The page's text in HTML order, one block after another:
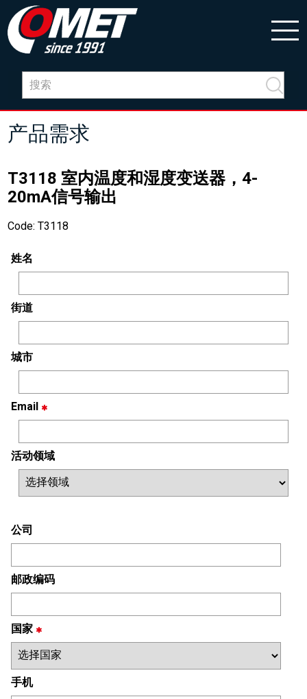
产品需求
T3118 室内温度和湿度变送器，4-
20mA信号输出
Code: T3118
姓名
街道
城市
Email
活动领域
公司
邮政编码
国家
手机